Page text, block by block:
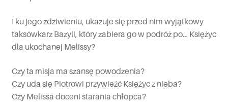
I ku jego zdziwieniu, ukazuje się przed nim wyjątkowy
taksówkarz Bazyli, który zabiera go w podróż po… Księżyc
dla ukochanej Melissy?
Czy ta misja ma szansę powodzenia?
Czy uda się Piotrowi przywieźć Księżyc z nieba?
Czy Melissa doceni starania chłopca?